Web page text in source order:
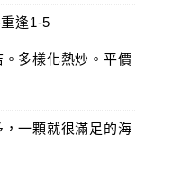
逢1-5
。多樣化熱炒。平價
，一顆就很滿足的海